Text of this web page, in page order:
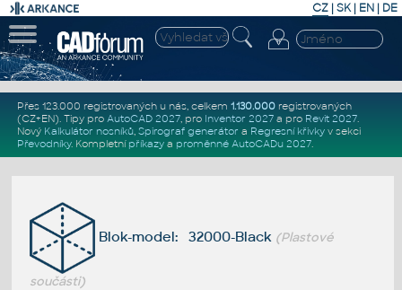
CZ | SK| EN | DE
Přes 123.000 registrovaných u nás, celkem 1.130.000registrovaných
(CZ+EN). Tipy pro AutoCAD 2027, pro Inventor 2027a pro Revit 2027.
Nový Kalkulátor nosníků, Spirograf generátor a Regresní křivkyv sekci
Převodníky. Kompletní příkazya proměnné AutoCADu 2027.
Blok-model: 32000-Black (Plastové
součásti)